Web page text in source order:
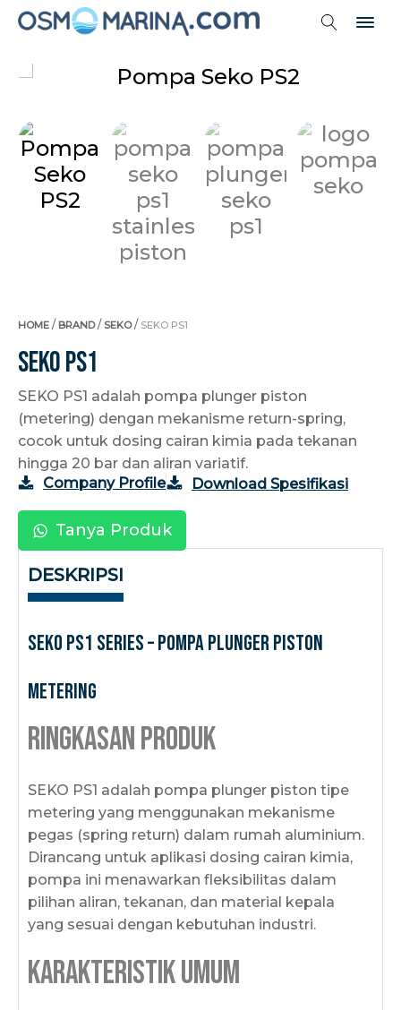
HOME / BRAND/ SEKO/ SEKO PS1
Seko PS1
SEKO PS1 adalah pompa plunger piston
(metering) dengan mekanisme return-spring,
cocok untuk dosing cairan kimia pada tekanan
hingga 20 bar dan aliran variatif.
Company Profile
Download Spesifikasi
Tanya Produk
DESKRIPSI
SEKO PS1 Series – Pompa Plunger Piston
Metering
Ringkasan Produk
SEKO PS1 adalah pompa plunger piston tipe
metering yang menggunakan mekanisme
pegas (spring return) dalam rumah aluminium.
Dirancang untuk aplikasi dosing cairan kimia,
pompa ini menawarkan fleksibilitas dalam
pilihan aliran, tekanan, dan material kepala
yang sesuai dengan kebutuhan industri.
Karakteristik Umum